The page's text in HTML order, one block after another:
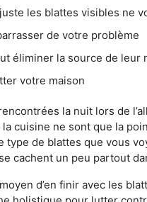
les blattes visibles ne
de votre problème
éliminer la source de leur
votre maison
la nuit lors de
cuisine ne sont que la
type de blattes que vous
cachent un peu partout
d’en finir avec les